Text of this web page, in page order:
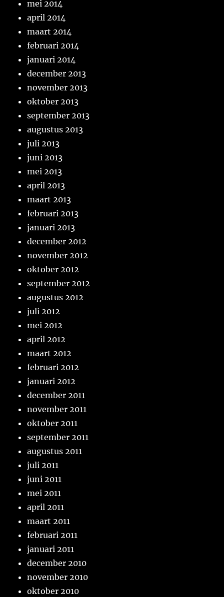
mei 2014
april 2014
maart 2014
februari 2014
januari 2014
december 2013
november 2013
oktober 2013
september 2013
augustus 2013
juli 2013
juni 2013
mei 2013
april 2013
maart 2013
februari 2013
januari 2013
december 2012
november 2012
oktober 2012
september 2012
augustus 2012
juli 2012
mei 2012
april 2012
maart 2012
februari 2012
januari 2012
december 2011
november 2011
oktober 2011
september 2011
augustus 2011
juli 2011
juni 2011
mei 2011
april 2011
maart 2011
februari 2011
januari 2011
december 2010
november 2010
oktober 2010